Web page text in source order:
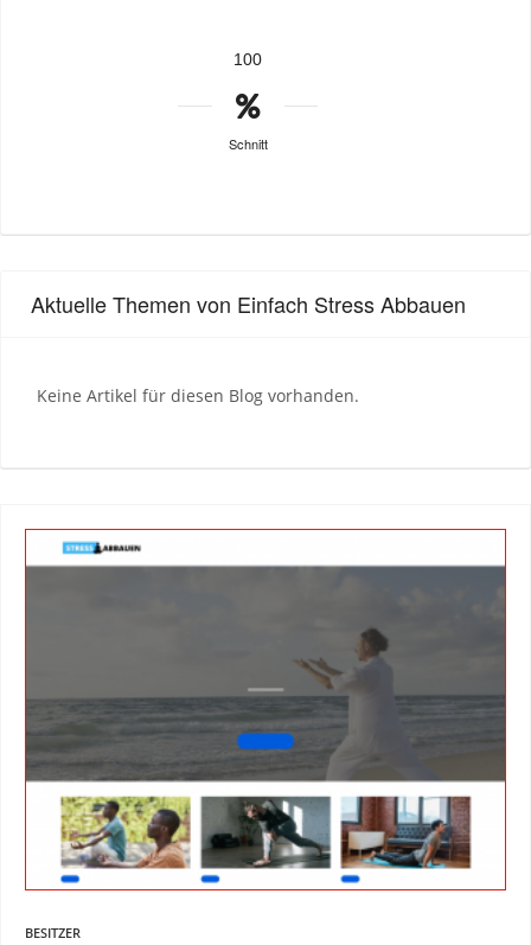
100
Schnitt
Aktuelle Themen von Einfach Stress Abbauen
Keine Artikel für diesen Blog vorhanden.
BESITZER